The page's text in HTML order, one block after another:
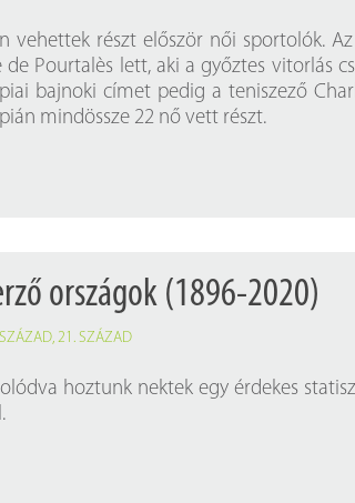
vehettek részt először női sportolók.
Pourtalès lett, aki a győztes vitorlás
bajnoki címet pedig a teniszező
mindössze 22 nő vett részt.
országok (1896-2020)
,21. SZÁZAD
hoztunk nektek egy érdekes